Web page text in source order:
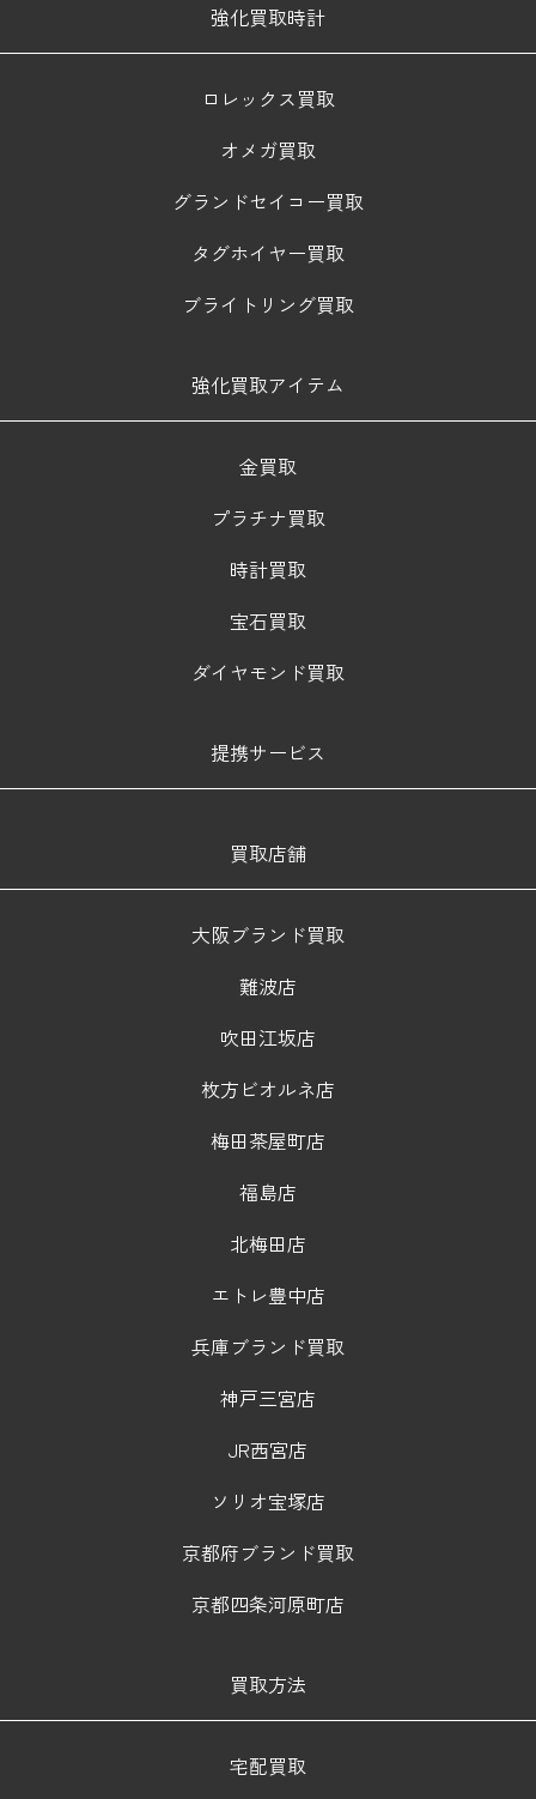
強化買取時計
ロレックス買取
オメガ買取
グランドセイコー買取
タグホイヤー買取
ブライトリング買取
強化買取アイテム
金買取
プラチナ買取
時計買取
宝石買取
ダイヤモンド買取
提携サービス
買取店舗
大阪ブランド買取
難波店
吹田江坂店
枚方ビオルネ店
梅田茶屋町店
福島店
北梅田店
エトレ豊中店
兵庫ブランド買取
神戸三宮店
JR西宮店
ソリオ宝塚店
京都府ブランド買取
京都四条河原町店
買取方法
宅配買取